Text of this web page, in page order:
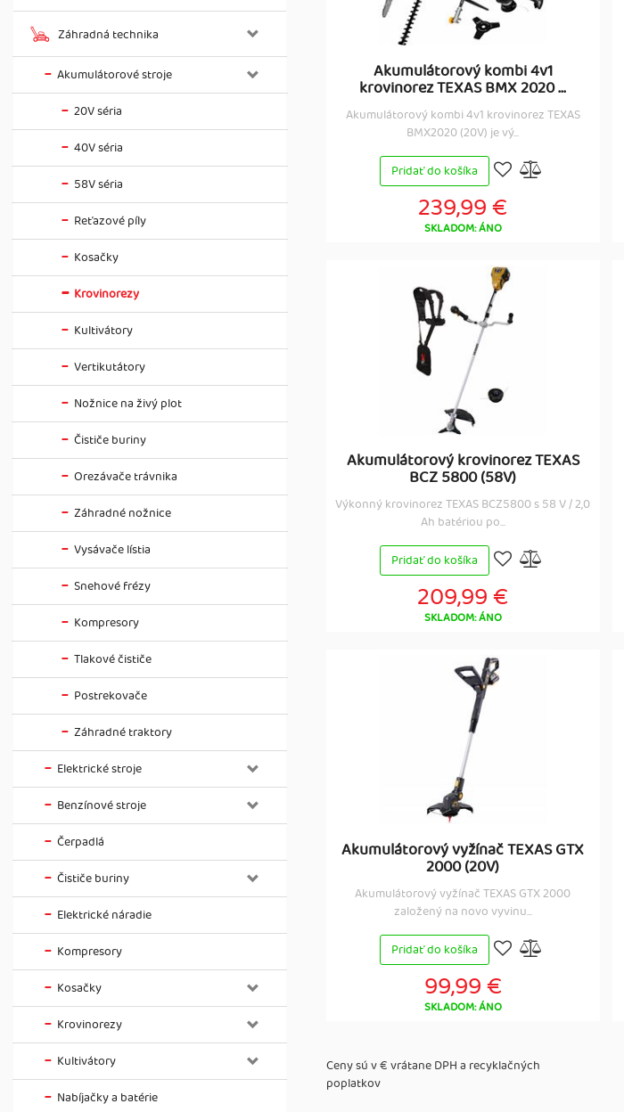
Záhradná technika
Akumulátorové stroje
20V séria
40V séria
58V séria
Reťazové píly
Kosačky
Krovinorezy
Kultivátory
Vertikutátory
Nožnice na živý plot
Čističe buriny
Orezávače trávnika
Záhradné nožnice
Vysávače lístia
Snehové frézy
Kompresory
Tlakové čističe
Postrekovače
Záhradné traktory
Elektrické stroje
Benzínové stroje
Čerpadlá
Čističe buriny
Elektrické náradie
Kompresory
Kosačky
Krovinorezy
Kultivátory
Nabíjačky a batérie
Akumulátorový kombi 4v1
krovinorez TEXAS BMX 2020 ...
Akumulátorový kombi 4v1 krovinorez TEXAS
BMX2020 (20V) je vý...
Pridať do košíka
239,99 €
SKLADOM: ÁNO
Akumulátorový krovinorez TEXAS
BCZ 5800 (58V)
Výkonný krovinorez TEXAS BCZ5800 s 58 V / 2,0
Ah batériou po...
Pridať do košíka
209,99 €
SKLADOM: ÁNO
Akumulátorový vyžínač TEXAS GTX
2000 (20V)
Akumulátorový vyžínač TEXAS GTX 2000
založený na novo vyvinu...
Pridať do košíka
99,99 €
SKLADOM: ÁNO
Ceny sú v € vrátane DPH a recyklačných
poplatkov